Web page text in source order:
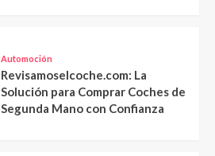
Automoción
Revisamoselcoche.com: La
Solución para Comprar Coches de
Segunda Mano con Confianza